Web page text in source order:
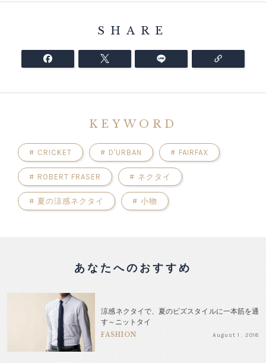
SHARE
KEYWORD
# CRICKET # D'URBAN # FAIRFAX
# ROBERT FRASER # ネクタイ
# 夏の涼感ネクタイ # 小物
あなたへのおすすめ
涼感ネクタイで、夏のビズスタイルに一本筋を通
す～ニットタイ
FASHION August 1 . 2018